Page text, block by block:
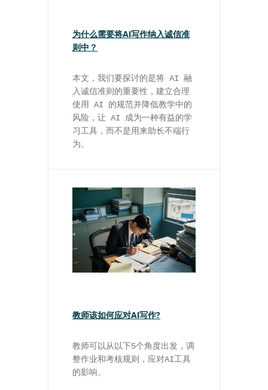
为什么需要将AI写作纳入诚信准
则中？
本文，我们要探讨的是将 AI 融
入诚信准则的重要性，建立合理
使用 AI 的规范并降低教学中的
风险，让 AI 成为一种有益的学
习工具，而不是用来助长不端行
为。
教师该如何应对AI写作?
教师可以从以下5个角度出发，调
整作业和考核规则，应对AI工具
的影响。